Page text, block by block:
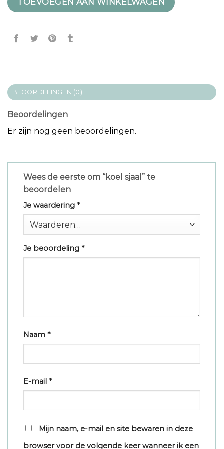
BEOORDELINGEN (0)
Beoordelingen
Er zijn nog geen beoordelingen.
Wees de eerste om “koel sjaal” te
beoordelen
Je waardering *
Je beoordeling *
Naam *
E-mail *
Mijn naam, e-mail en site bewaren in deze
browser voor de volgende keer wanneer ik een